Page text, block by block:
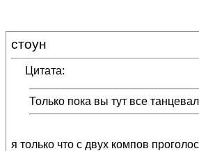
стоун
Цитата:
Только пока вы тут все
я только что с двух компов